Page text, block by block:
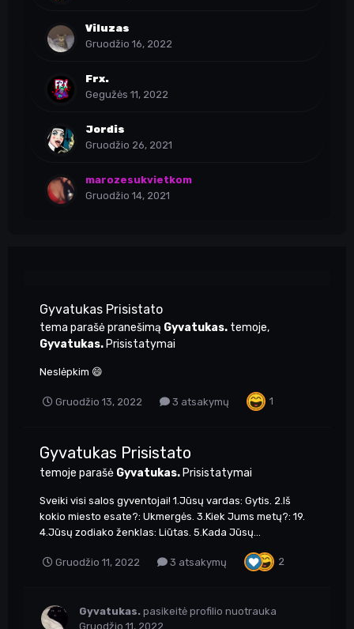
Viluzas
Gruodžio 16, 2022
Frx.
Gegužės 11, 2022
Jordis
Gruodžio 26, 2021
marozesukvietkom
Gruodžio 14, 2021
Gyvatukas Prisistato
tema parašė pranešimą Gyvatukas. temoje,
Gyvatukas. Prisistatymai
Neslėpkim 😄
Gruodžio 13, 2022 3 atsakymų 1
Gyvatukas Prisistato
temoje parašė Gyvatukas. Prisistatymai
Sveiki visi salos gyventojai! 1.Jūsų vardas: Gytis. 2.Iš
kokio miesto esate?: Ukmergės. 3.Kiek Jums metų?: 19.
4.Jūsų zodiako ženklas: Liūtas. 5.Kada Jūsų...
Gruodžio 11, 2022 3 atsakymų 2
Gyvatukas. pasikeitė profilio nuotrauka
Gruodžio 11, 2022